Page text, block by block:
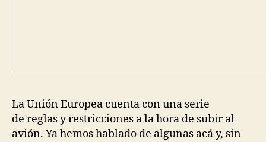
La Unión Europea cuenta con una serie
de reglas y restricciones a la hora de subir al
avión. Ya hemos hablado de algunas acá y, sin